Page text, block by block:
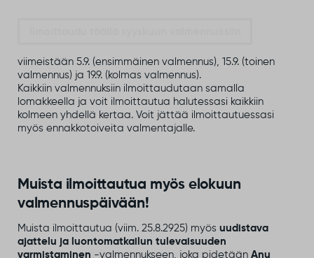
viimeistään 5.9. (ensimmäinen valmennus), 15.9. (toinen
valmennus) ja 19.9. (kolmas valmennus).
Kaikkiin valmennuksiin ilmoittaudutaan samalla
lomakkeella ja voit ilmoittautua halutessasi kaikkiin
kolmeen yhdellä kertaa. Voit jättää ilmoittautuessasi
myös ennakkotoiveita valmentajalle.
Muista ilmoittautua myös elokuun
valmennuspäivään!
Muista ilmoittautua (viim. 25.8.2925) myös uudistava
ajattelu ja luontomatkailun tulevaisuuden
varmistaminen -valmennukseen, joka pidetään Anu